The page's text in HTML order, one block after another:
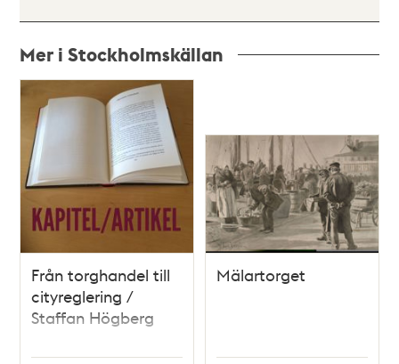
Mer i Stockholmskällan
Relaterade
poster
och
teman
Från torghandel till
cityreglering /
Staffan Högberg
Mälartorget